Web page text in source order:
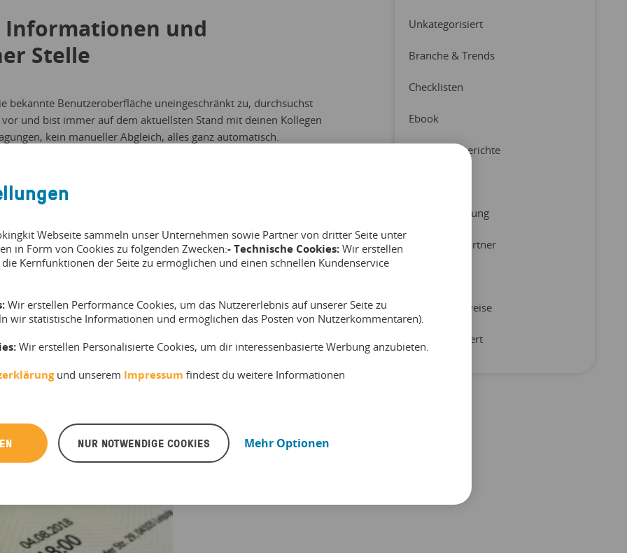
Informationen und
Stelle
bekannte Benutzeroberfläche uneingeschränkt zu, durchsuchst
und bist immer auf dem aktuellsten Stand mit deinen Kollegen
kein manueller Abgleich, alles ganz automatisch.
Touren- und
Einlasskontrolle und
Unkategorisiert
Branche & Trends
Checklisten
Ebook
Erfahrungsberichte
Pressemitteilung
Produkt & Partner
Tipps & Hinweise
Unkategorisiert
Webseite sammeln unser Unternehmen sowie Partner von dritter Seite unter
in Form von Cookies zu folgenden Zwecken:- Technische Cookies: Wir erstellen
Kernfunktionen der Seite zu ermöglichen und einen schnellen Kundenservice
Wir erstellen Performance Cookies, um das Nutzererlebnis auf unserer Seite zu
wir statistische Informationen und ermöglichen das Posten von Nutzerkommentaren).
Wir erstellen Personalisierte Cookies, um dir interessenbasierte Werbung anzubieten.
und unserem Impressum findest du weitere Informationen
NUR NOTWENDIGE COOKIES Mehr Optionen